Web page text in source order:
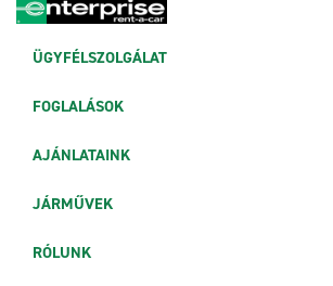
ÜGYFÉLSZOLGÁLAT
FOGLALÁSOK
AJÁNLATAINK
JÁRMŰVEK
RÓLUNK